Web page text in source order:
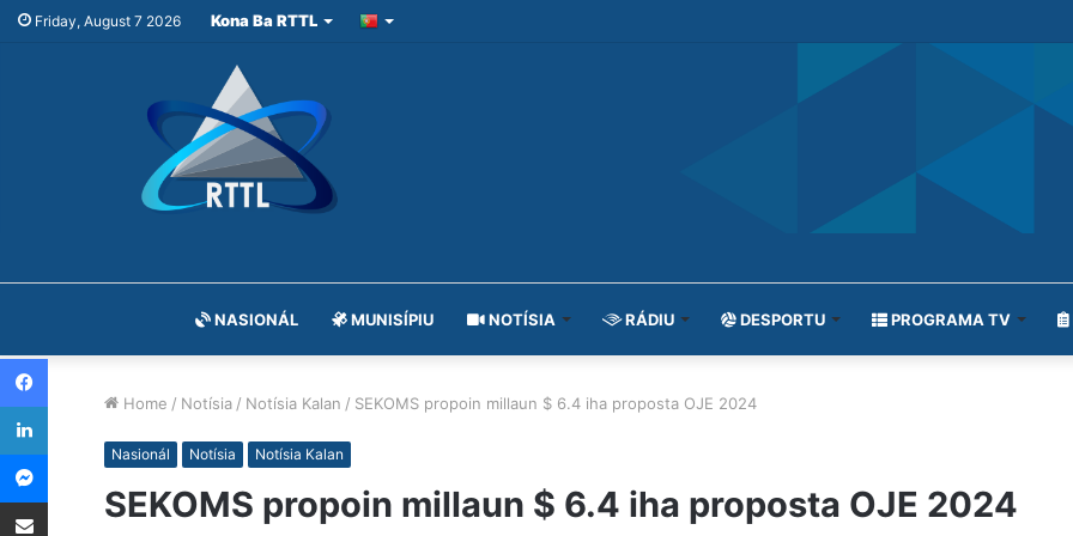
Friday, August 7 2026 Kona Ba RTTL
NASIONÁL MUNISÍPIU NOTÍSIA RÁDIU DESPORTU PROGRAMA TV
Home / Notísia / Notísia Kalan / SEKOMS propoin millaun $ 6.4 iha proposta OJE 2024
Nasionál Notísia Notísia Kalan
SEKOMS propoin millaun $ 6.4 iha proposta OJE 2024
Facebook
LinkedIn
Messenger